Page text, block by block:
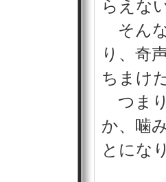
らえな
そん
り、奇
ちまけ
つま
か、噛
とにな